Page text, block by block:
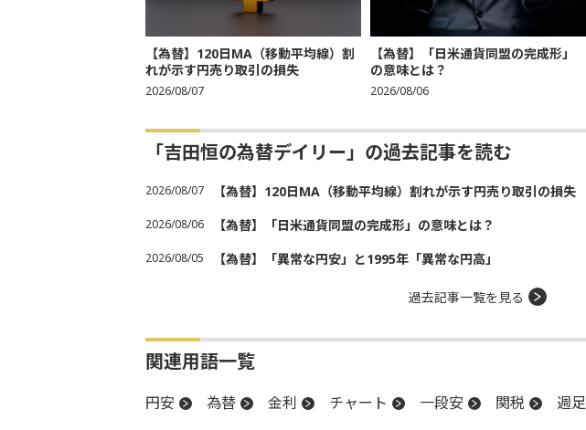
【為替】120日MA（移動平均線）割
れが示す円売り取引の損失
2026/08/07
【為替】「日米通貨同盟の完成形」
の意味とは？
2026/08/06
「吉田恒の為替デイリー」の過去記事を読む
2026/08/07 【為替】120日MA（移動平均線）割れが示す円売り取引の損失
2026/08/06 【為替】「日米通貨同盟の完成形」の意味とは？
2026/08/05 【為替】「異常な円安」と1995年「異常な円高」
過去記事一覧を見る
関連用語一覧
円安 為替 金利 チャート 一段安 関税 週足